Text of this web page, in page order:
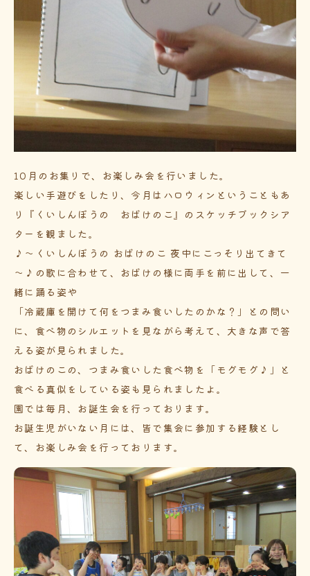
10月のお集りで、お楽しみ会を行いました。
楽しい手遊びをしたり、今月はハロウィンということもあ
り『くいしんぼうの おばけのこ』のスケッチブックシア
ターを観ました。
♪～くいしんぼうの おばけのこ 夜中にこっそり出てきて
～♪の歌に合わせて、おばけの様に両手を前に出して、一
緒に踊る姿や
「冷蔵庫を開けて何をつまみ食いしたのかな？」との問い
に、食べ物のシルエットを見ながら考えて、大きな声で答
える姿が見られました。
おばけのこの、つまみ食いした食べ物を「モグモグ♪」と
食べる真似をしている姿も見られましたよ。
園では毎月、お誕生会を行っております。
お誕生児がいない月には、皆で集会に参加する経験とし
て、お楽しみ会を行っております。